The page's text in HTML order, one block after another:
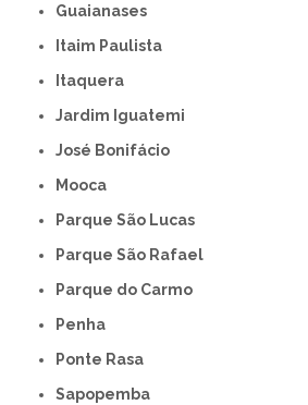
Guaianases
Itaim Paulista
Itaquera
Jardim Iguatemi
José Bonifácio
Mooca
Parque São Lucas
Parque São Rafael
Parque do Carmo
Penha
Ponte Rasa
Sapopemba